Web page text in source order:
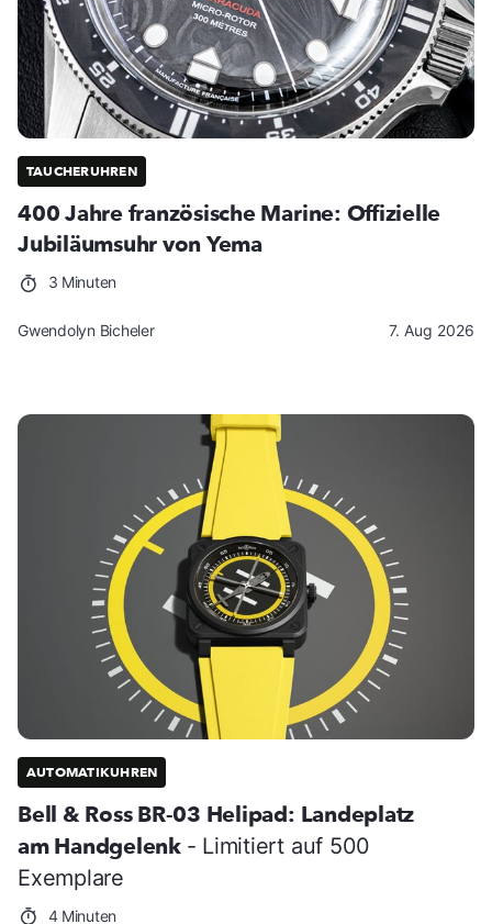
TAUCHERUHREN
400 Jahre französische Marine: Offizielle
Jubiläumsuhr von Yema
3 Minuten
Gwendolyn Bicheler 7. Aug 2026
AUTOMATIKUHREN
Bell & Ross BR-03 Helipad: Landeplatz
am Handgelenk - Limitiert auf 500
Exemplare
4 Minuten